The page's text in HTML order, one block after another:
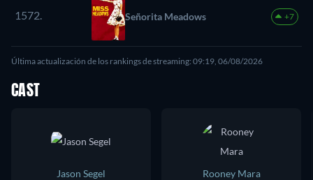
1572. Señorita Meadows +7
Última actualización de los rankings de streaming: 09:19, 06/08/2026
CAST
Jason Segel
Rooney Mara